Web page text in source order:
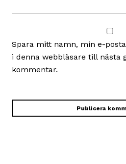
Spara mitt namn, min e-
i denna webbläsare till nästa
kommentar.